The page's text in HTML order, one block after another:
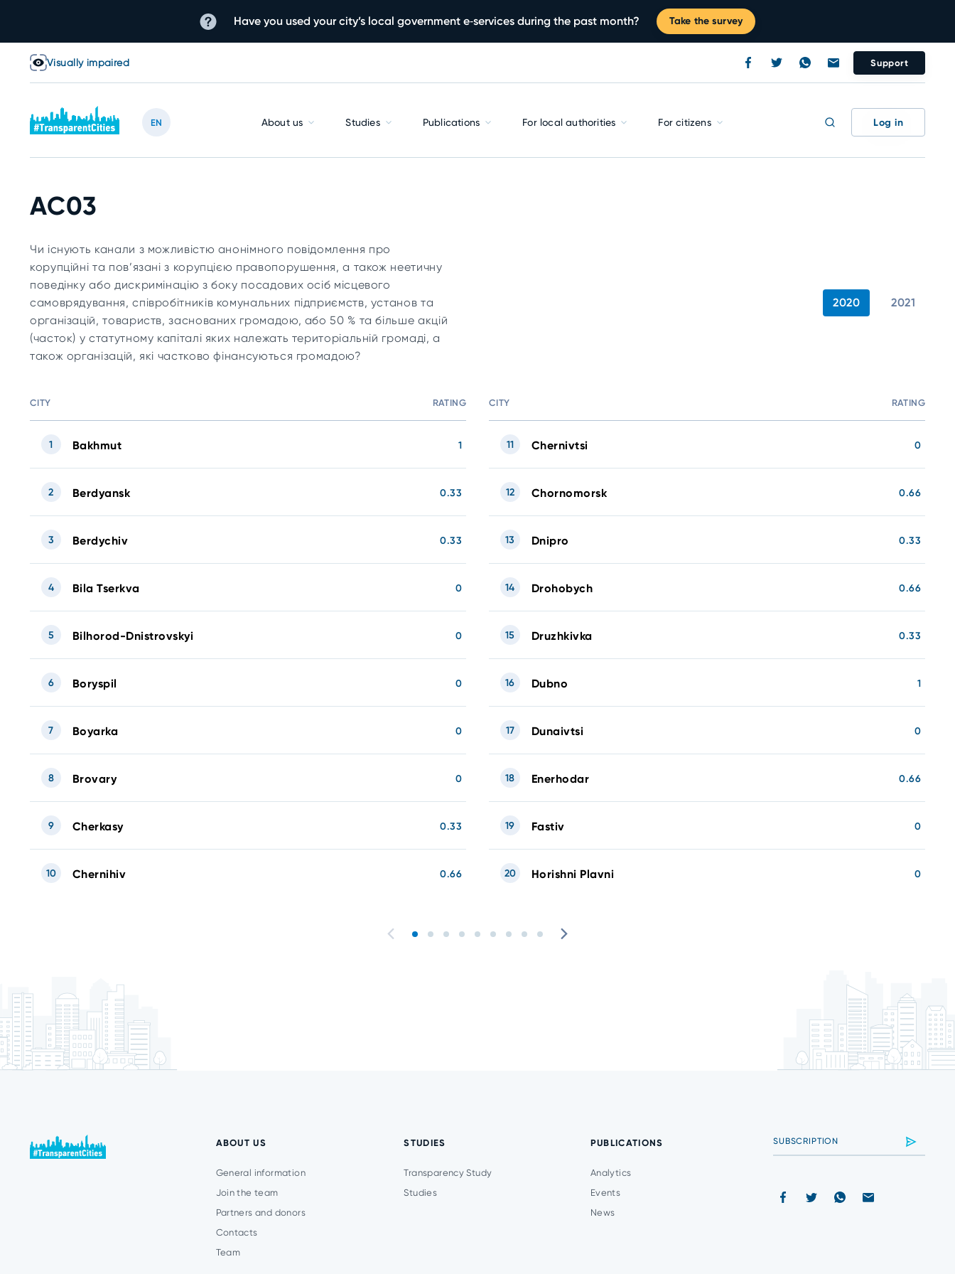
Have you used your city’s local government e‑services during the past month? Take the survey
Visually impaired Support
EN About us Studies Publications For local authorities For citizens Log in
AC03
Чи існують канали з можливістю анонімного повідомлення про
корупційні та пов’язані з корупцією правопорушення, а також неетичну
поведінку або дискримінацію з боку посадових осіб місцевого
самоврядування, співробітників комунальних підприємств, установ та
організацій, товариств, заснованих громадою, або 50 % та більше акцій
(часток) у статутному капіталі яких належать територіальній громаді, а
також організацій, які частково фінансуються громадою?
2020 2021
CITY RATING
Bakhmut 1
1
Berdyansk 0.33
2
Berdychiv 0.33
3
Bila Tserkva 0
4
Bilhorod-Dnistrovskyi 0
5
Boryspil 0
6
Boyarka 0
7
Brovary 0
8
Cherkasy 0.33
9
Chernihiv 0.66
10
CITY RATING
Chernivtsi 0
11
Chornomorsk 0.66
12
Dnipro 0.33
13
Drohobych 0.66
14
Druzhkivka 0.33
15
Dubno 1
16
Dunaivtsi 0
17
Enerhodar 0.66
18
Fastiv 0
19
Horishni Plavni 0
20
ABOUT US
General information
Join the team
Partners and donors
Contacts
Team
STUDIES
Transparency Study
Studies
PUBLICATIONS
Analytics
Events
News